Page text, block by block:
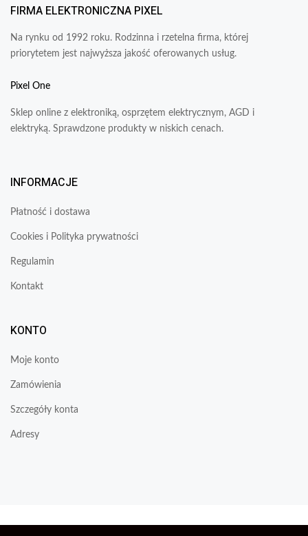
FIRMA ELEKTRONICZNA PIXEL
Na rynku od 1992 roku. Rodzinna i rzetelna firma, której
priorytetem jest najwyższa jakość oferowanych usług.
Pixel One
Sklep online z elektroniką, osprzętem elektrycznym, AGD i
elektryką. Sprawdzone produkty w niskich cenach.
INFORMACJE
Płatność i dostawa
Cookies i Polityka prywatności
Regulamin
Kontakt
KONTO
Moje konto
Zamówienia
Szczegóły konta
Adresy